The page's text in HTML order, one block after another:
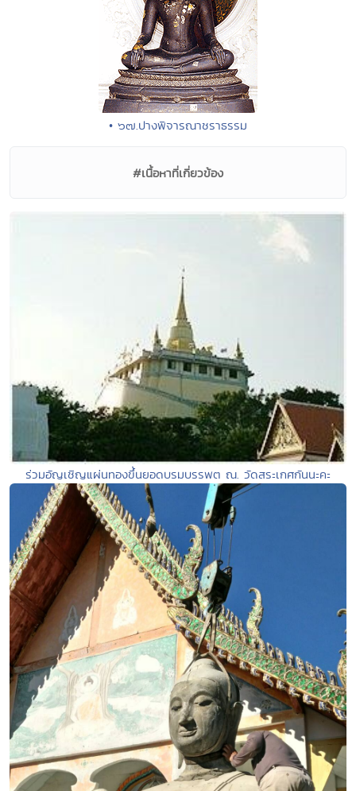
• ๖๗.ปางพิจารณาชราธรรม
#เนื้อหาที่เกี่ยวข้อง
ร่วมอัญเชิญแผ่นทองขึ้นยอดบรมบรรพต ณ. วัดสระเกศกันนะคะ